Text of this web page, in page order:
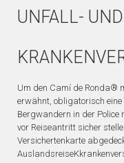
UNFALL- UND
Um den Camí de Ronda®
erwähnt, obligatorisch
Bergwandern in der Police
vor Reiseantritt sicher
Versichertenkarte